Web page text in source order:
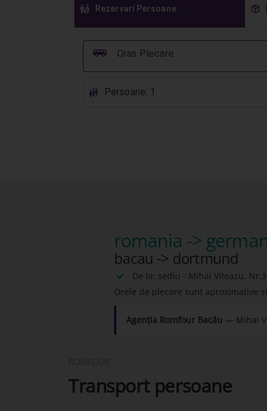
󱠣 Rezervari Persoane 󰏗
Oras Plecare
󰞠
󱕱 Persoane: 1
romania ->
bacau -> dortmund
De la: sediu - Mihai Viteazu,
Orele de plecare sunt aproximative
Agenția Romfour Bacău — Mihai
Transport persoane